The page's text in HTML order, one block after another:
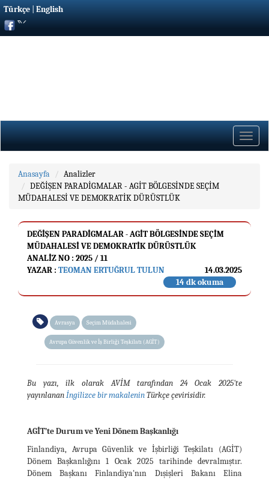
Türkçe English
Toggle
Anasayfa
Analizler
DEĞİŞEN PARADİGMALAR - AGİT BÖLGESİNDE SEÇİM
MÜDAHALESİ VE DEMOKRATİK DÜRÜSTLÜK
DEĞİŞEN PARADİGMALAR - AGİT BÖLGESİNDE SEÇİM
MÜDAHALESİ VE DEMOKRATİK DÜRÜSTLÜK
ANALIZ NO : 2025 / 11
YAZAR : TEOMAN ERTUĞRUL TULUN
14.03.2025
14 dk okuma
Avrasya Seçim Müdahalesi
Avrupa Güvenlik ve İş Birliği Teşkilatı (AGİT)
Bu yazı, ilk olarak AVİM tarafından 24 Ocak 2025'te
yayınlananİngilizce bir makaleninTürkçe çevirisidir.
AGİT’te Durum ve Yeni Dönem Başkanlığı
Finlandiya, Avrupa Güvenlik ve İşbirliği Teşkilatı (AGİT)
Dönem Başkanlığını 1 Ocak 2025 tarihinde devralmıştır.
Dönem Başkanı Finlandiya'nın Dışişleri Bakanı Elina